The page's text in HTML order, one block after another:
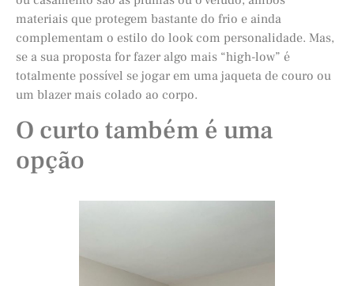
materiais que protegem bastante do frio e ainda
complementam o estilo do look com personalidade. Mas,
se a sua proposta for fazer algo mais “high-low” é
totalmente possível se jogar em uma jaqueta de couro ou
um blazer mais colado ao corpo.
O curto também é uma
opção